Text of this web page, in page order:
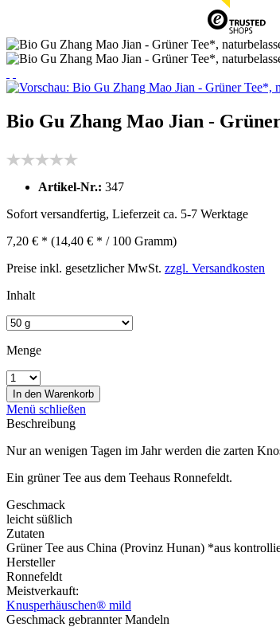
Bio Gu Zhang Mao Jian -
Artikel-Nr.: 347
Sofort versandfertig, Lieferzeit ca. 5-7 Werktage
7,20 € * (14,40 € * / 100 Gramm)
Preise inkl. gesetzlicher MwSt. zzgl. Versandkosten
Inhalt
Menge
In den Warenkorb
Menü schließen
Beschreibung
Nur an wenigen Tagen im Jahr werden die zarten
Ein grüner Tee aus dem Teehaus Ronnefeldt.
Geschmack
leicht süßlich
Zutaten
Grüner Tee aus China (Provinz Hunan) *aus
Hersteller
Ronnefeldt
Meistverkauft:
Knusperhäuschen® mild
Geschmack gebrannter Mandeln